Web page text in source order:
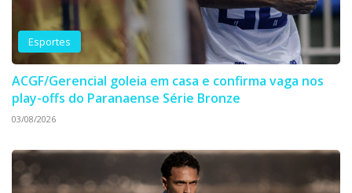
Esportes
ACGF/Gerencial goleia em casa e confirma vaga nos
play-offs do Paranaense Série Bronze
03/08/2026